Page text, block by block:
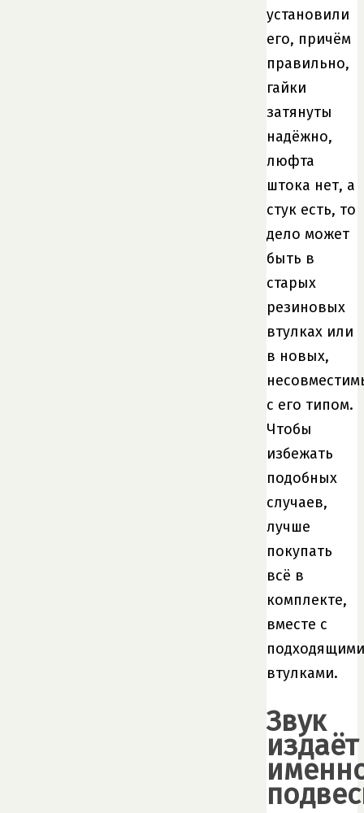
установили
его, причём
правильно,
гайки
затянуты
надёжно,
люфта
штока нет, а
стук есть, то
дело может
быть в
старых
резиновых
втулках или
в новых,
с его типом.
Чтобы
избежать
подобных
случаев,
лучше
покупать
всё в
комплекте,
вместе с
подходящими
втулками.
Звук
издаёт